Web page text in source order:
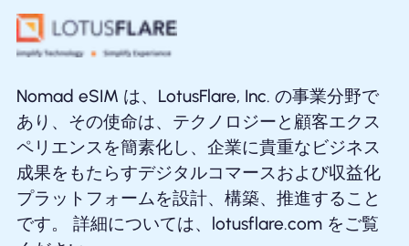
Nomad eSIM は、LotusFlare, Inc. の事業分野で
あり、その使命は、テクノロジーと顧客エクス
ペリエンスを簡素化し、企業に貴重なビジネス
成果をもたらすデジタルコマースおよび収益化
プラットフォームを設計、構築、推進すること
です。 詳細については、lotusflare.com をご覧